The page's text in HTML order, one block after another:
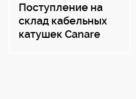
Поступление на
склад кабельных
катушек Canare